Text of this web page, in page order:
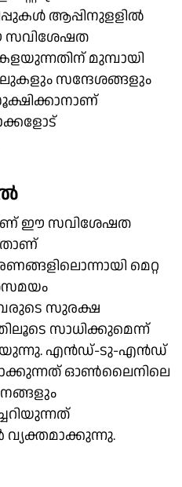
ആപ്പിനുളളില്‍
സവിശേഷത
മുമ്പായി
സന്ദേശങ്ങളും
ഈ സവിശേഷത
മെറ്റ
സുരക്ഷ
സാധിക്കുമെന്ന്
എൻഡ്-ടു-എൻഡ്
ഓൺലൈനിലെ
വ്യക്തമാക്കുന്നു.